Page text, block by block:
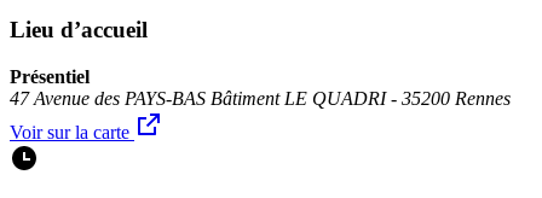
Lieu d’accueil
Présentiel
47 Avenue des PAYS-BAS Bâtiment LE QUADRI - 35200 Rennes
Voir sur la carte